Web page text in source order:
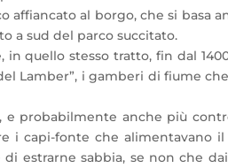
al borgo, che si basa
a sud del parco succitato.
quello stesso tratto, fin dal
Lamber”, i gamberi di fiume
e probabilmente anche più
i capi-fonte che
estrarne sabbia, se non che